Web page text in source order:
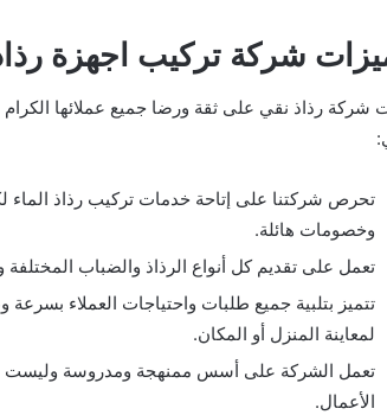
شركة تركيب اجهزة
شركة رذاذ نقي على ثقة ورضا جميع عملائها الكرام
تحرص شركتنا على إتاحة خدمات تركيب رذاذ الماء
وخصومات هائلة.
تعمل على تقديم كل أنواع الرذاذ والضباب المختلفة
تتميز بتلبية جميع طلبات واحتياجات العملاء
لمعاينة المنزل أو المكان.
تعمل الشركة على أسس ممنهجة ومدروسة وليست
الأعمال.